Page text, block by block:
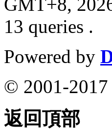
13 queries .
Powered by
© 2001-2017
返回頂部